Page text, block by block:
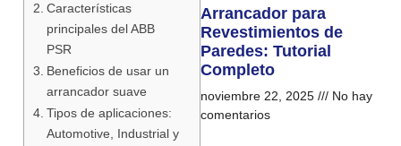
Características
principales del ABB
PSR
Beneficios de usar un
arrancador suave
Tipos de aplicaciones:
Automotive, Industrial y
Arrancador para
Revestimientos de
Paredes: Tutorial
Completo
noviembre 22, 2025
No hay
comentarios